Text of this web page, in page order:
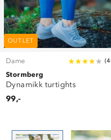
OUTLET
Dame (
Stormberg
Dynamikk turtights
99,-